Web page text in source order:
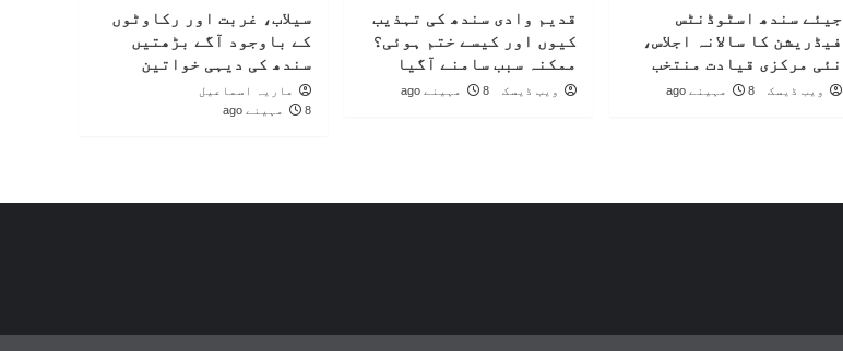
جیئے سندھ اسٹوڈنٹس
فیڈریشن کا سالانہ اجلاس،
نئی مرکزی قیادت منتخب
ویب ڈیسک 8 مہینے ago
قدیم وادی سندھ کی تہذیب
کیوں اور کیسے ختم ہوئی؟
ممکنہ سبب سامنے آگیا
ویب ڈیسک 8 مہینے ago
سیلاب، غربت اور رکاوٹوں
کے باوجود آگے بڑھتیں
سندھ کی دیہی خواتین
ماریہ اسماعیل
8 مہینے ago